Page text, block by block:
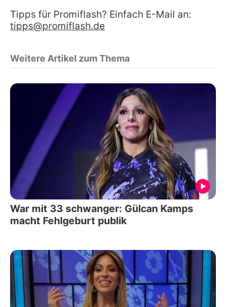
Tipps für Promiflash? Einfach E-Mail an:
tipps@promiflash.de
Weitere Artikel zum Thema
War mit 33 schwanger: Gülcan Kamps
macht Fehlgeburt publik